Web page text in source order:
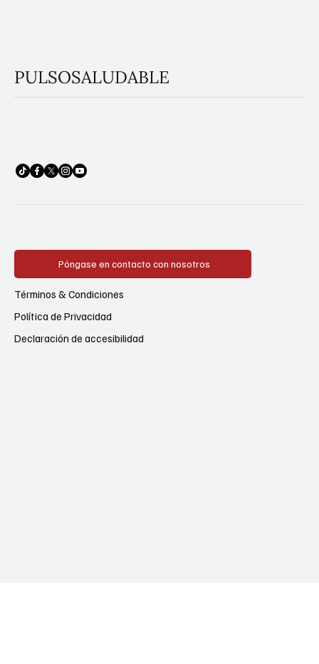
PULSOSALUDABLE
Póngase en contacto con nosotros
Política de Privacidad
Términos & Condiciones
Declaración de accesibilidad